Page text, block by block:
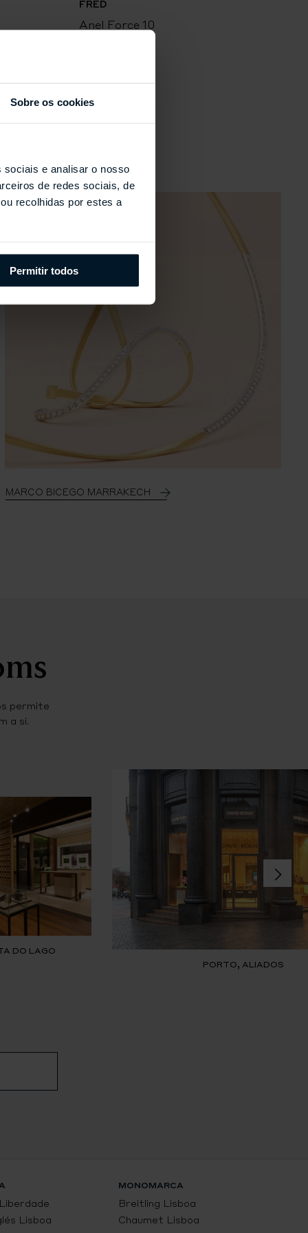
Sobre os cookies
sociais e analisar o nosso
de redes sociais, de
recolhidas por estes a
Permitir todos
FRED
Anel Force 10
MARCO BICEGO MARRAKECH
permite
a si.
DO LAGO
PORTO, ALIADOS
Lisboa
MONOMARCA
Breitling Lisboa
Chaumet Lisboa